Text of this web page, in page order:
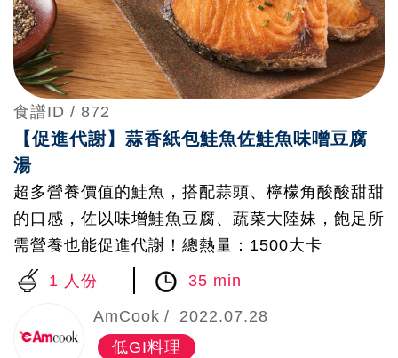
食譜ID / 872
【促進代謝】蒜香紙包鮭魚佐鮭魚味噌豆腐
湯
超多營養價值的鮭魚，搭配蒜頭、檸檬角酸酸甜甜
的口感，佐以味增鮭魚豆腐、蔬菜大陸妹，飽足所
需營養也能促進代謝！總熱量：1500大卡
1 人份
35 min
AmCook
2022.07.28
低GI料理